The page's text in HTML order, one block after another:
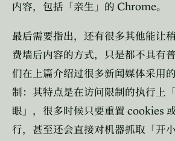
内容，包括「亲生」的 Chrome。
最后需要指出，还有很多其他能让
费墙后内容的方式，只是都不具有普
们在上篇介绍过很多新闻媒体采用
制：其特点是在访问限制的执行上
眼」，很多时候只要重置 cookies
行，甚至还会直接对机器抓取「开